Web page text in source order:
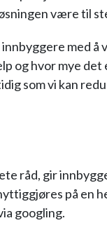
være til
med å
og hvor mye
som vi kan
råd, gir
på en
googling.